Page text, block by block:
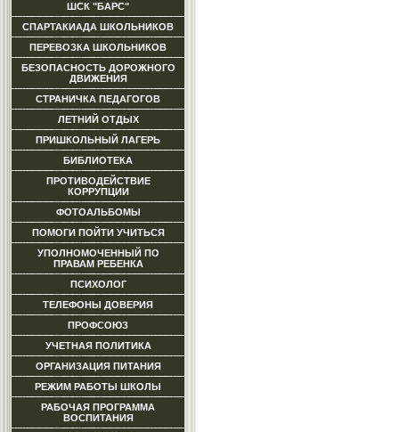
ШСК "БАРС"
СПАРТАКИАДА ШКОЛЬНИКОВ
ПЕРЕВОЗКА ШКОЛЬНИКОВ
БЕЗОПАСНОСТЬ ДОРОЖНОГО
ДВИЖЕНИЯ
СТРАНИЧКА ПЕДАГОГОВ
ЛЕТНИЙ ОТДЫХ
ПРИШКОЛЬНЫЙ ЛАГЕРЬ
БИБЛИОТЕКА
ПРОТИВОДЕЙСТВИЕ
КОРРУПЦИИ
ФОТОАЛЬБОМЫ
ПОМОГИ ПОЙТИ УЧИТЬСЯ
УПОЛНОМОЧЕННЫЙ ПО
ПРАВАМ РЕБЕНКА
ПСИХОЛОГ
ТЕЛЕФОНЫ ДОВЕРИЯ
ПРОФСОЮЗ
УЧЕТНАЯ ПОЛИТИКА
ОРГАНИЗАЦИЯ ПИТАНИЯ
РЕЖИМ РАБОТЫ ШКОЛЫ
РАБОЧАЯ ПРОГРАММА
ВОСПИТАНИЯ